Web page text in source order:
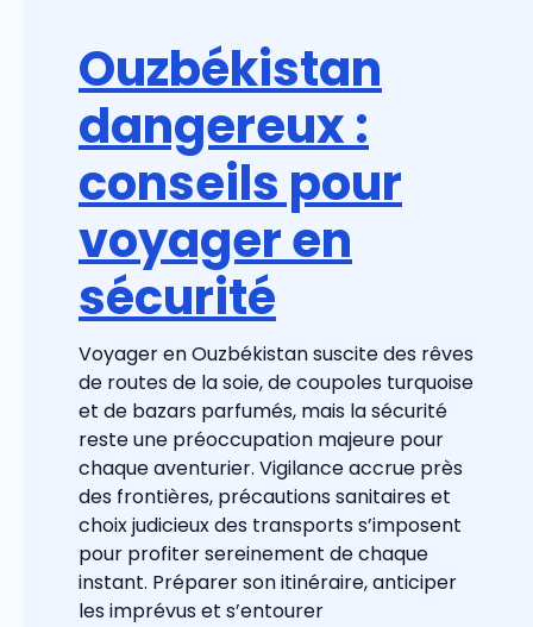
Ouzbékistan
dangereux :
conseils pour
voyager en
sécurité
Voyager en Ouzbékistan suscite des rêves
de routes de la soie, de coupoles turquoise
et de bazars parfumés, mais la sécurité
reste une préoccupation majeure pour
chaque aventurier. Vigilance accrue près
des frontières, précautions sanitaires et
choix judicieux des transports s’imposent
pour profiter sereinement de chaque
instant. Préparer son itinéraire, anticiper
les imprévus et s’entourer